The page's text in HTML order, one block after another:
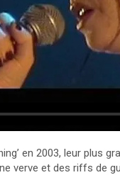
en 2003, leur plus
verve et des riffs de